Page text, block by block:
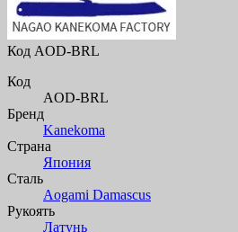
Код AOD-BRL
Код
AOD-BRL
Бренд
Kanekoma
Страна
Япония
Сталь
Aogami Damascus
Рукоять
Латунь